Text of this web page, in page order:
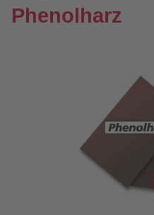
Phenolharz
Bildergalerie überspringen